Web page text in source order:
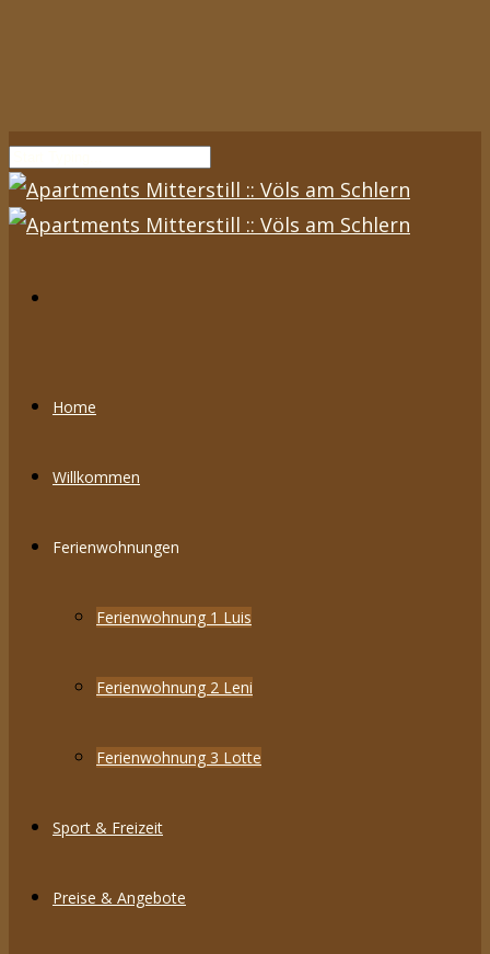
Home
Willkommen
Ferienwohnungen
Ferienwohnung 1 Luis
Ferienwohnung 2 Leni
Ferienwohnung 3 Lotte
Sport & Freizeit
Preise & Angebote